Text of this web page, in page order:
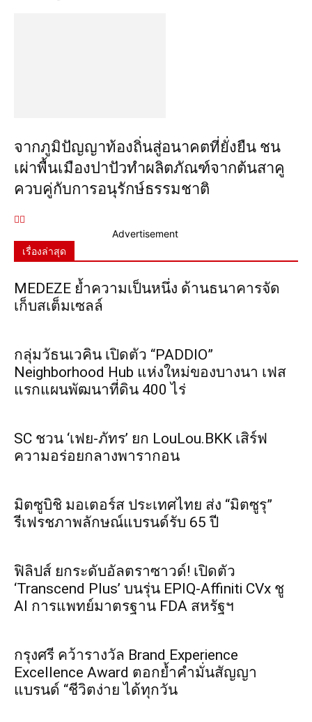
จากภูมิปัญญาท้องถิ่นสู่อนาคตที่ยั่งยืน ชน
เผ่าพื้นเมืองปาปัวทำผลิตภัณฑ์จากต้นสาคู
ควบคู่กับการอนุรักษ์ธรรมชาติ
Advertisement
เรื่องล่าสุด
MEDEZE ย้ำความเป็นหนึ่ง ด้านธนาคารจัด
เก็บสเต็มเซลล์
กลุ่มวัธนเวคิน เปิดตัว “PADDIO”
Neighborhood Hub แห่งใหม่ของบางนา เฟส
แรกแผนพัฒนาที่ดิน 400 ไร่
SC ชวน ‘เฟย-ภัทร’ ยก LouLou.BKK เสิร์ฟ
ความอร่อยกลางพารากอน
มิตซูบิชิ มอเตอร์ส ประเทศไทย ส่ง “มิตซูรุ”
รีเฟรชภาพลักษณ์แบรนด์รับ 65 ปี
ฟิลิปส์ ยกระดับอัลตราซาวด์! เปิดตัว
‘Transcend Plus’ บนรุ่น EPIQ-Affiniti CVx ชู
AI การแพทย์มาตรฐาน FDA สหรัฐฯ
กรุงศรี คว้ารางวัล Brand Experience
Excellence Award ตอกย้ำคำมั่นสัญญา
แบรนด์ “ชีวิตง่าย ได้ทุกวัน